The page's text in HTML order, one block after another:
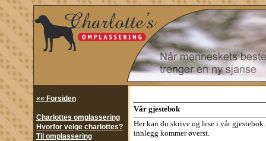
«« Forsiden
Charlottes omplassering
Hvorfor velge charlottes?
Til omplassering
Vår gjestebok
Her kan du skrive og lese i vår
innlegg kommer øverst.